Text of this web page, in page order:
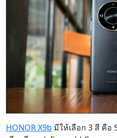
HONOR X9b มีให้เลือก 3 สี คือ